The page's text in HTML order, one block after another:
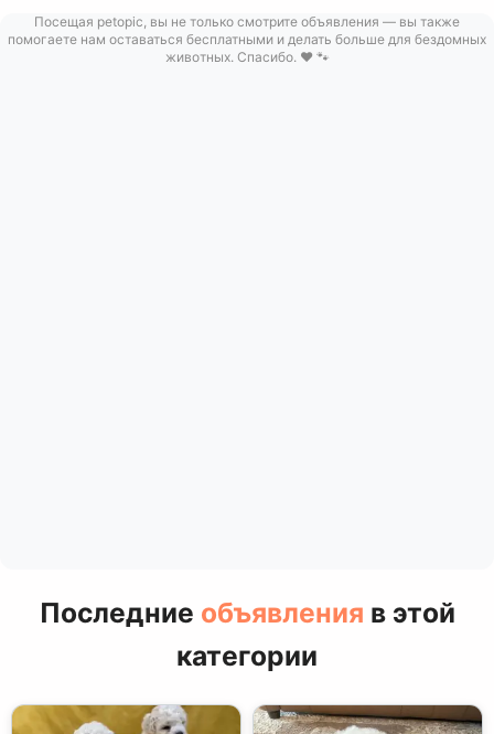
Посещая petopic, вы не только смотрите объявления — вы также
помогаете нам оставаться бесплатными и делать больше для бездомных
животных. Спасибо. ❤️ 🐾
Последние объявления в этой
категории